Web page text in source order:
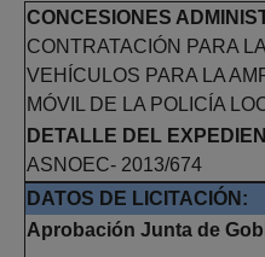
CONCESIONES
CONTRATACIÓN PARA
VEHÍCULOS PARA LA
MÓVIL DE LA POLICÍA
DETALLE DEL
ASNOEC- 2013/674
DATOS DE LICITACIÓN:
Aprobación Junta de